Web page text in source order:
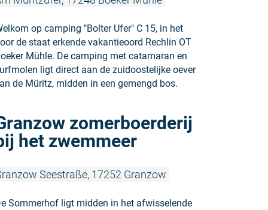
op camping "Bolter Ufer" C 15, in het
de staat erkende vakantieoord Rechlin OT
Mühle. De camping met catamaran en
ligt direct aan de zuidoostelijke oever
de Müritz, midden in een gemengd bos.
zomerboerderij
het zwemmeer
Seestraße, 17252 Granzow
Sommerhof ligt midden in het afwisselende